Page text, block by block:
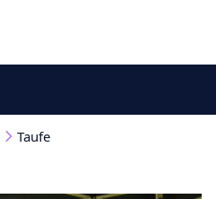
Taufe